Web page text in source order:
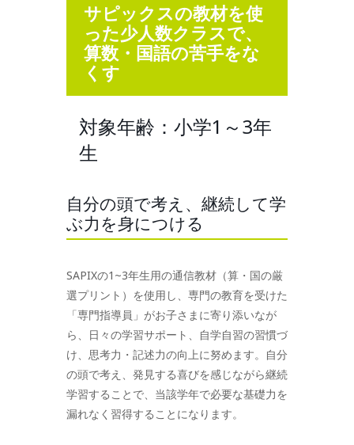
サピックスの教材を使
った少人数クラスで、
算数・国語の苦手をな
くす
対象年齢：小学1～3年
生
自分の頭で考え、継続して学
ぶ力を身につける
SAPIXの1~3年生用の通信教材（算・国の厳
選プリント）を使用し、専門の教育を受けた
「専門指導員」がお子さまに寄り添いなが
ら、日々の学習サポート、自学自習の習慣づ
け、思考力・記述力の向上に努めます。自分
の頭で考え、発見する喜びを感じながら継続
学習することで、当該学年で必要な基礎力を
漏れなく習得することになります。